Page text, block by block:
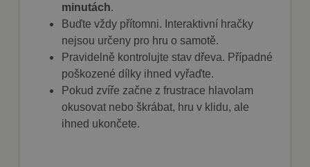
minutách.
Buďte vždy přítomni. Interaktivní hračky
nejsou určeny pro hru o samotě.
Pravidelně kontrolujte stav dřeva. Případné
poškozené dílky ihned vyřaďte.
Pokud zvíře začne z frustrace hlavolam
okusovat nebo škrábat, hru v klidu, ale
ihned ukončete.
sid
měsíc
běžný název
souboru
nalezen jako
soubor cookie
pravděpodobně
použit jako pro
správu stavu
relace.
uživatele a k
zajištění hladkého
personalizovaného
nakupování tím, že
uživatele během
webu.